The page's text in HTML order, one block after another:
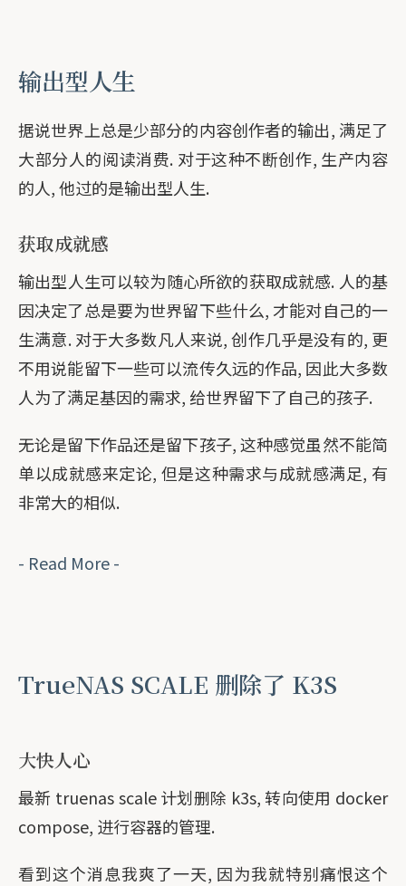
输出型人生
据说世界上总是少部分的内容创作者的输出, 满足了
大部分人的阅读消费. 对于这种不断创作, 生产内容
的人, 他过的是输出型人生.
获取成就感
输出型人生可以较为随心所欲的获取成就感. 人的基
因决定了总是要为世界留下些什么, 才能对自己的一
生满意. 对于大多数凡人来说, 创作几乎是没有的, 更
不用说能留下一些可以流传久远的作品, 因此大多数
人为了满足基因的需求, 给世界留下了自己的孩子.
无论是留下作品还是留下孩子, 这种感觉虽然不能简
单以成就感来定论, 但是这种需求与成就感满足, 有
非常大的相似.
- Read More -
TrueNAS SCALE 删除了 K3S
大快人心
最新 truenas scale 计划删除 k3s, 转向使用 docker
compose, 进行容器的管理.
看到这个消息我爽了一天, 因为我就特别痛恨这个